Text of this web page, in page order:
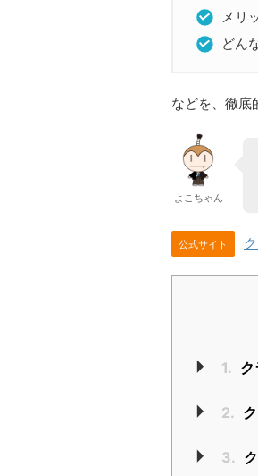
メリ
どん
などを、徹底
よこちゃん
公式サイト
1.
2.
3.